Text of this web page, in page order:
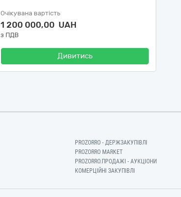
Очікувана вартість
1 200 000,00 UAH
з ПДВ
Дивитись
PROZORRO - ДЕРЖЗАКУПІВЛІ
PROZORRO MARKET
PROZORRO.ПРОДАЖІ - АУКЦІОНИ
КОМЕРЦІЙНІ ЗАКУПІВЛІ